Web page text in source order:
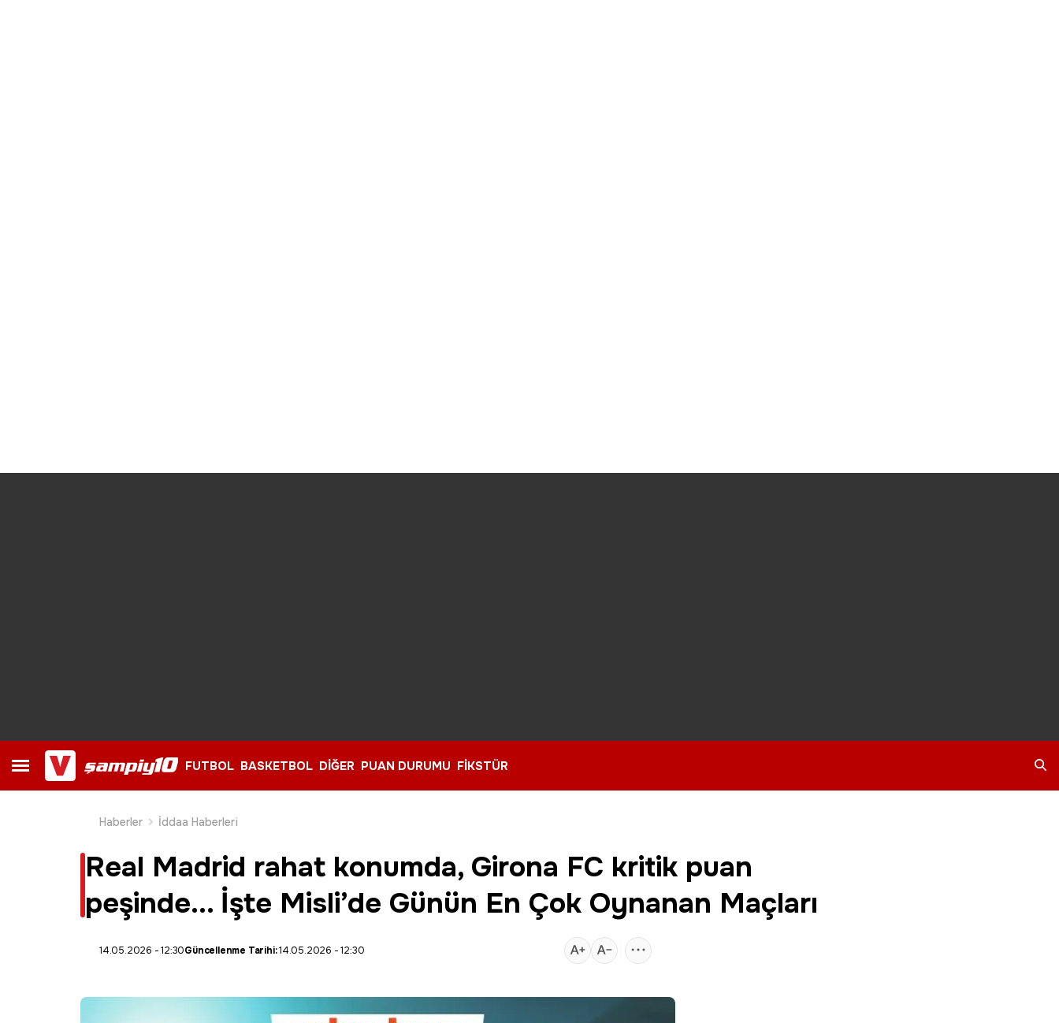
FUTBOL BASKETBOL DİĞER PUAN DURUMU FİKSTÜR
Haberler
İddaa Haberleri
Real Madrid rahat konumda, Girona FC kritik puan
peşinde... İşte Misli’de Günün En Çok Oynanan Maçları
14.05.2026 - 12:30Güncellenme Tarihi:14.05.2026 - 12:30